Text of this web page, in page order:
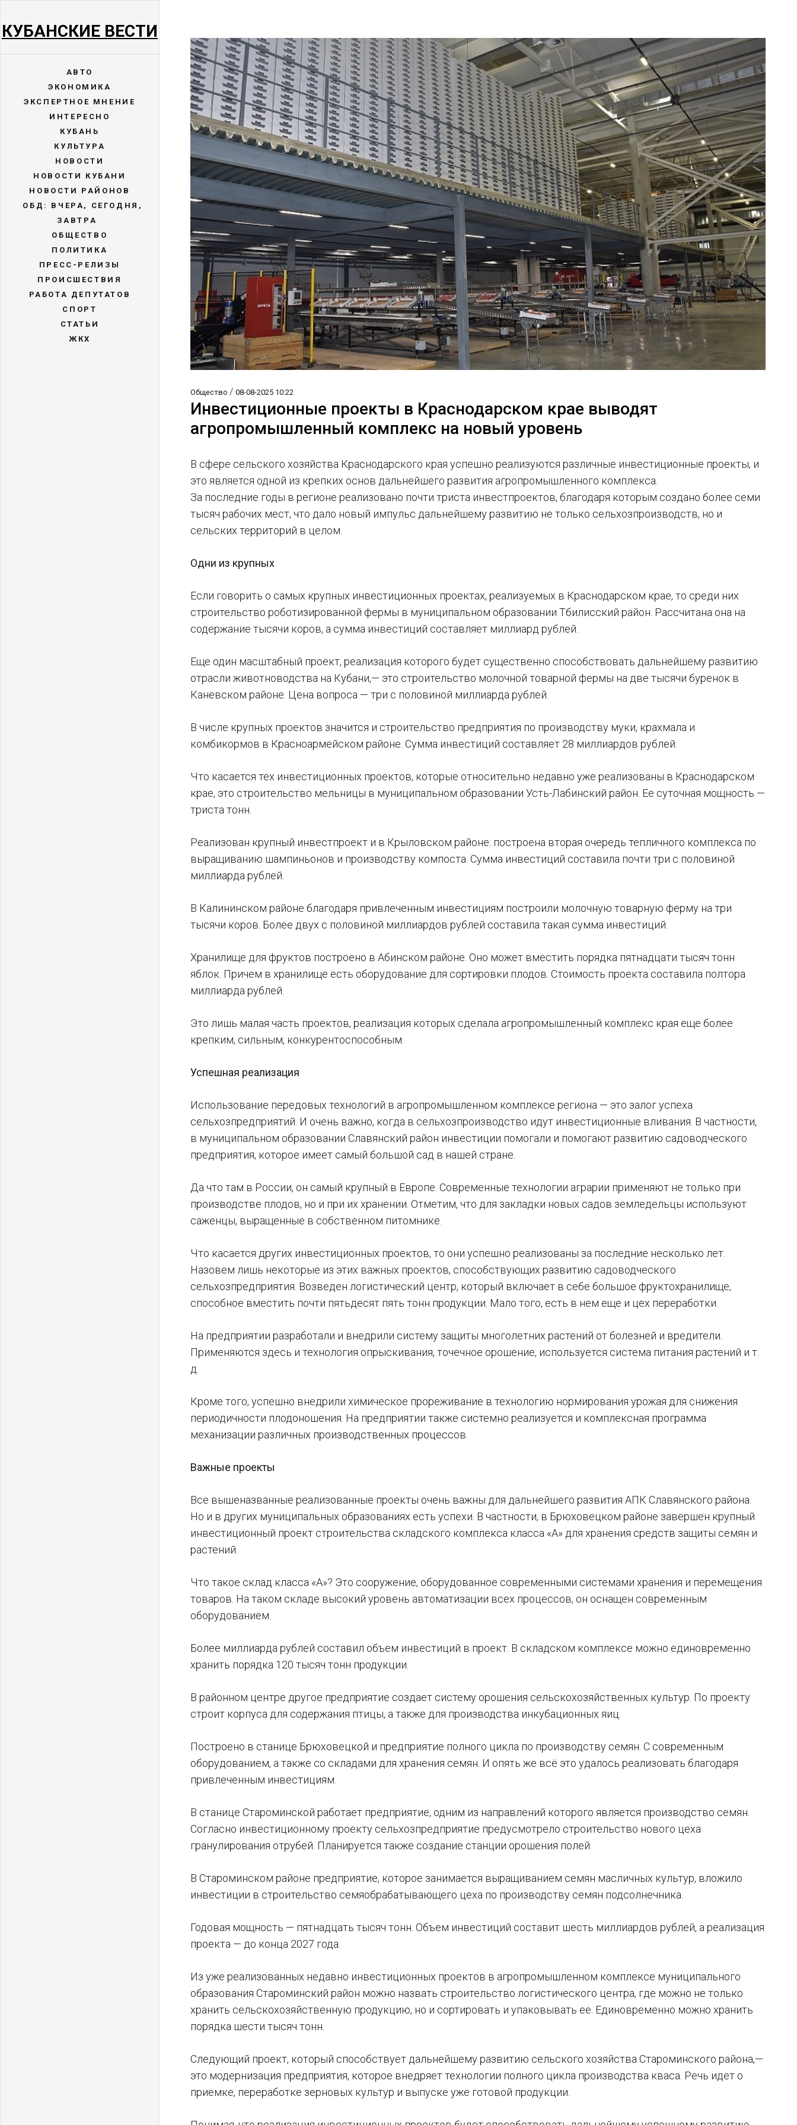
КУБАНСКИЕ ВЕСТИ
АВТО
ЭКОНОМИКА
ЭКСПЕРТНОЕ МНЕНИЕ
ИНТЕРЕСНО
КУБАНЬ
КУЛЬТУРА
НОВОСТИ
НОВОСТИ КУБАНИ
НОВОСТИ РАЙОНОВ
ОБД: ВЧЕРА, СЕГОДНЯ,
ЗАВТРА
ОБЩЕСТВО
ПОЛИТИКА
ПРЕСС-РЕЛИЗЫ
ПРОИСШЕСТВИЯ
РАБОТА ДЕПУТАТОВ
СПОРТ
СТАТЬИ
ЖКХ
Общество/08-08-2025 10:22
Инвестиционные проекты в Краснодарском крае выводят
агропромышленный комплекс на новый уровень
В сфере сельского хозяйства Краснодарского края успешно реализуются различные инвестиционные проекты, и
это является одной из крепких основ дальнейшего развития агропромышленного комплекса.
За последние годы в регионе реализовано почти триста инвестпроектов, благодаря которым создано более семи
тысяч рабочих мест, что дало новый импульс дальнейшему развитию не только сельхозпроизводств, но и
сельских территорий в целом.
Одни из крупных
Если говорить о самых крупных инвестиционных проектах, реализуемых в Краснодарском крае, то среди них
строительство роботизированной фермы в муниципальном образовании Тбилисский район. Рассчитана она на
содержание тысячи коров, а сумма инвестиций составляет миллиард рублей.
Еще один масштабный проект, реализация которого будет существенно способствовать дальнейшему развитию
отрасли животноводства на Кубани,— это строительство молочной товарной фермы на две тысячи буренок в
Каневском районе. Цена вопроса — три с половиной миллиарда рублей.
В числе крупных проектов значится и строительство предприятия по производству муки, крахмала и
комбикормов в Красноармейском районе. Сумма инвестиций составляет 28 миллиардов рублей.
Что касается тех инвестиционных проектов, которые относительно недавно уже реализованы в Краснодарском
крае, это строительство мельницы в муниципальном образовании Усть-Лабинский район. Ее суточная мощность —
триста тонн.
Реализован крупный инвестпроект и в Крыловском районе: построена вторая очередь тепличного комплекса по
выращиванию шампиньонов и производству компоста. Сумма инвестиций составила почти три с половиной
миллиарда рублей.
В Калининском районе благодаря привлеченным инвестициям построили молочную товарную ферму на три
тысячи коров. Более двух с половиной миллиардов рублей составила такая сумма инвестиций.
Хранилище для фруктов построено в Абинском районе. Оно может вместить порядка пятнадцати тысяч тонн
яблок. Причем в хранилище есть оборудование для сортировки плодов. Стоимость проекта составила полтора
миллиарда рублей.
Это лишь малая часть проектов, реализация которых сделала агропромышленный комплекс края еще более
крепким, сильным, конкурентоспособным.
Успешная реализация
Использование передовых технологий в агропромышленном комплексе региона — это залог успеха
сельхозпредприятий. И очень важно, когда в сельхозпроизводство идут инвестиционные вливания. В частности,
в муниципальном образовании Славянский район инвестиции помогали и помогают развитию садоводческого
предприятия, которое имеет самый большой сад в нашей стране.
Да что там в России, он самый крупный в Европе. Современные технологии аграрии применяют не только при
производстве плодов, но и при их хранении. Отметим, что для закладки новых садов земледельцы используют
саженцы, выращенные в собственном питомнике.
Что касается других инвестиционных проектов, то они успешно реализованы за последние несколько лет.
Назовем лишь некоторые из этих важных проектов, способствующих развитию садоводческого
сельхозпредприятия. Возведен логистический центр, который включает в себе большое фруктохранилище,
способное вместить почти пятьдесят пять тонн продукции. Мало того, есть в нем еще и цех переработки.
На предприятии разработали и внедрили систему защиты многолетних растений от болезней и вредители.
Применяются здесь и технология опрыскивания, точечное орошение, используется система питания растений и т.
д.
Кроме того, успешно внедрили химическое прореживание в технологию нормирования урожая для снижения
периодичности плодоношения. На предприятии также системно реализуется и комплексная программа
механизации различных производственных процессов.
Важные проекты
Все вышеназванные реализованные проекты очень важны для дальнейшего развития АПК Славянского района.
Но и в других муниципальных образованиях есть успехи. В частности, в Брюховецком районе завершен крупный
инвестиционный проект строительства складского комплекса класса «А» для хранения средств защиты семян и
растений.
Что такое склад класса «А»? Это сооружение, оборудованное современными системами хранения и перемещения
товаров. На таком складе высокий уровень автоматизации всех процессов, он оснащен современным
оборудованием.
Более миллиарда рублей составил объем инвестиций в проект. В складском комплексе можно единовременно
хранить порядка 120 тысяч тонн продукции.
В районном центре другое предприятие создает систему орошения сельскохозяйственных культур. По проекту
строит корпуса для содержания птицы, а также для производства инкубационных яиц.
Построено в станице Брюховецкой и предприятие полного цикла по производству семян. С современным
оборудованием, а также со складами для хранения семян. И опять же всё это удалось реализовать благодаря
привлеченным инвестициям.
В станице Староминской работает предприятие, одним из направлений которого является производство семян.
Согласно инвестиционному проекту сельхозпредприятие предусмотрело строительство нового цеха
гранулирования отрубей. Планируется также создание станции орошения полей.
В Староминском районе предприятие, которое занимается выращиванием семян масличных культур, вложило
инвестиции в строительство семяобрабатывающего цеха по производству семян подсолнечника.
Годовая мощность — пятнадцать тысяч тонн. Объем инвестиций составит шесть миллиардов рублей, а реализация
проекта — до конца 2027 года.
Из уже реализованных недавно инвестиционных проектов в агропромышленном комплексе муниципального
образования Староминский район можно назвать строительство логистического центра, где можно не только
хранить сельскохозяйственную продукцию, но и сортировать и упаковывать ее. Единовременно можно хранить
порядка шести тысяч тонн.
Следующий проект, который способствует дальнейшему развитию сельского хозяйства Староминского района,—
это модернизация предприятия, которое внедряет технологии полного цикла производства кваса. Речь идет о
приемке, переработке зерновых культур и выпуске уже готовой продукции.